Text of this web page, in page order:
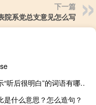
下一篇
院系党总支意见怎么写
表示“听后很明白”的词语有哪些？
是什么意思？怎么造句？